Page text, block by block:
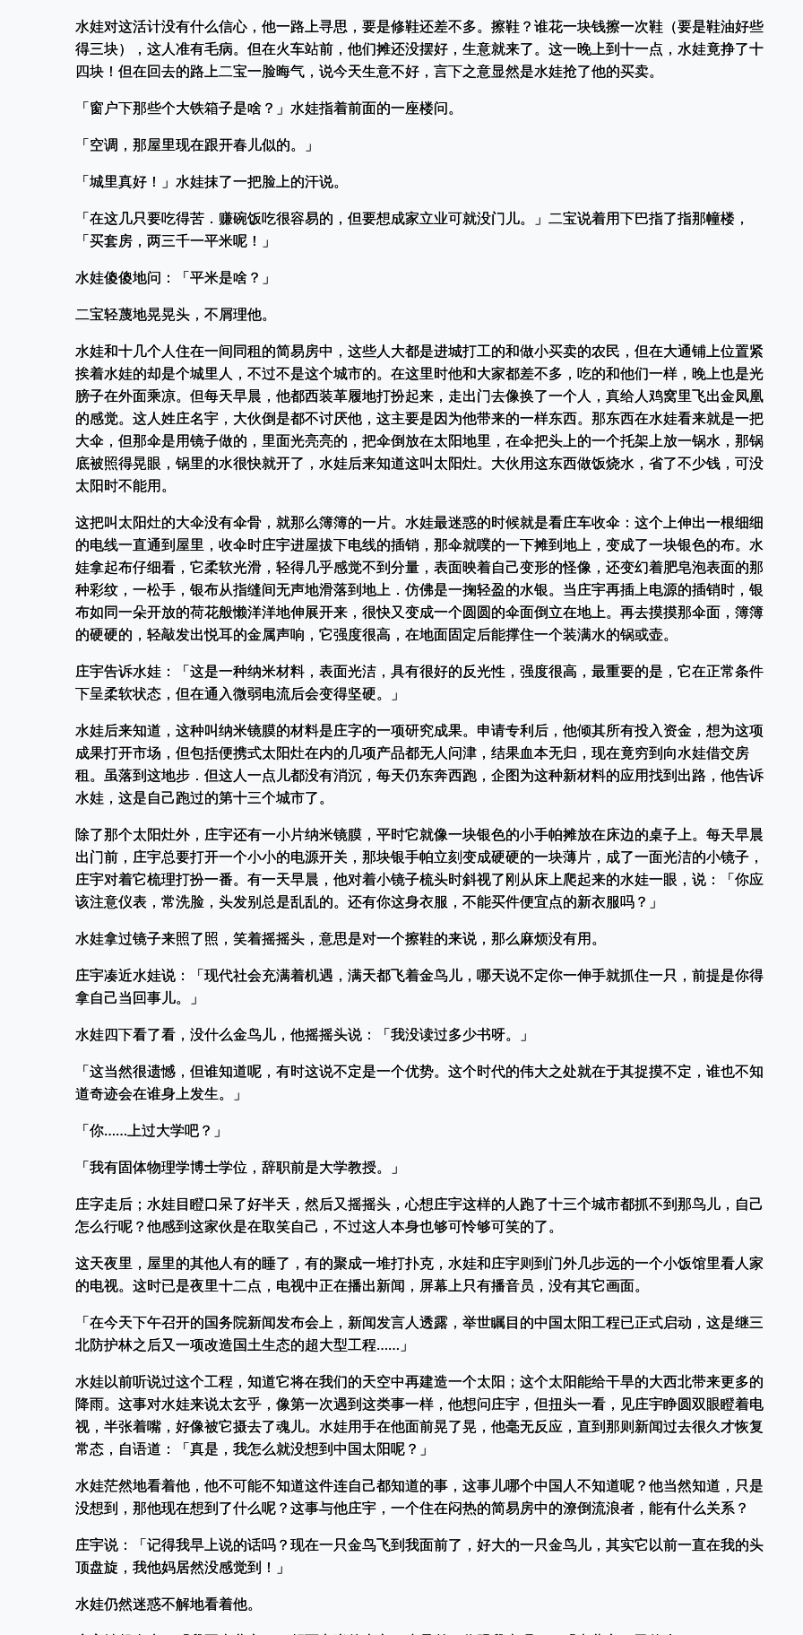
水娃对这活计没有什么信心，他一路上寻思，要是修鞋还差不多。擦鞋？谁花一块钱擦一次鞋（要是鞋油好些
得三块），这人准有毛病。但在火车站前，他们摊还没摆好，生意就来了。这一晚上到十一点，水娃竟挣了十
四块！但在回去的路上二宝一脸晦气，说今天生意不好，言下之意显然是水娃抢了他的买卖。
「窗户下那些个大铁箱子是啥？」水娃指着前面的一座楼问。
「空调，那屋里现在跟开春儿似的。」
「城里真好！」水娃抹了一把脸上的汗说。
「在这几只要吃得苦．赚碗饭吃很容易的，但要想成家立业可就没门儿。」二宝说着用下巴指了指那幢楼，
「买套房，两三千一平米呢！」
水娃傻傻地问：「平米是啥？」
二宝轻蔑地晃晃头，不屑理他。
水娃和十几个人住在一间同租的简易房中，这些人大都是进城打工的和做小买卖的农民，但在大通铺上位置紧
挨着水娃的却是个城里人，不过不是这个城市的。在这里时他和大家都差不多，吃的和他们一样，晚上也是光
膀子在外面乘凉。但每天早晨，他都西装革履地打扮起来，走出门去像换了一个人，真给人鸡窝里飞出金凤凰
的感觉。这人姓庄名宇，大伙倒是都不讨厌他，这主要是因为他带来的一样东西。那东西在水娃看来就是一把
大伞，但那伞是用镜子做的，里面光亮亮的，把伞倒放在太阳地里，在伞把头上的一个托架上放一锅水，那锅
底被照得晃眼，锅里的水很快就开了，水娃后来知道这叫太阳灶。大伙用这东西做饭烧水，省了不少钱，可没
太阳时不能用。
这把叫太阳灶的大伞没有伞骨，就那么簿簿的一片。水娃最迷惑的时候就是看庄车收伞：这个上伸出一根细细
的电线一直通到屋里，收伞时庄宇进屋拔下电线的插销，那伞就噗的一下摊到地上，变成了一块银色的布。水
娃拿起布仔细看，它柔软光滑，轻得几乎感觉不到分量，表面映着自己变形的怪像，还变幻着肥皂泡表面的那
种彩纹，一松手，银布从指缝间无声地滑落到地上．仿佛是一掬轻盈的水银。当庄宇再插上电源的插销时，银
布如同一朵开放的荷花般懒洋洋地伸展开来，很快又变成一个圆圆的伞面倒立在地上。再去摸摸那伞面，簿簿
的硬硬的，轻敲发出悦耳的金属声响，它强度很高，在地面固定后能撑住一个装满水的锅或壶。
庄宇告诉水娃：「这是一种纳米材料，表面光洁，具有很好的反光性，强度很高，最重要的是，它在正常条件
下呈柔软状态，但在通入微弱电流后会变得坚硬。」
水娃后来知道，这种叫纳米镜膜的材料是庄字的一项研究成果。申请专利后，他倾其所有投入资金，想为这项
成果打开市场，但包括便携式太阳灶在内的几项产品都无人问津，结果血本无归，现在竟穷到向水娃借交房
租。虽落到这地步．但这人一点儿都没有消沉，每天仍东奔西跑，企图为这种新材料的应用找到出路，他告诉
水娃，这是自己跑过的第十三个城市了。
除了那个太阳灶外，庄宇还有一小片纳米镜膜，平时它就像一块银色的小手帕摊放在床边的桌子上。每天早晨
出门前，庄宇总要打开一个小小的电源开关，那块银手帕立刻变成硬硬的一块薄片，成了一面光洁的小镜子，
庄宇对着它梳理打扮一番。有一天早晨，他对着小镜子梳头时斜视了刚从床上爬起来的水娃一眼，说：「你应
该注意仪表，常洗脸，头发别总是乱乱的。还有你这身衣服，不能买件便宜点的新衣服吗？」
水娃拿过镜子来照了照，笑着摇摇头，意思是对一个擦鞋的来说，那么麻烦没有用。
庄宇凑近水娃说：「现代社会充满着机遇，满天都飞着金鸟儿，哪天说不定你一伸手就抓住一只，前提是你得
拿自己当回事儿。」
水娃四下看了看，没什么金鸟儿，他摇摇头说：「我没读过多少书呀。」
「这当然很遗憾，但谁知道呢，有时这说不定是一个优势。这个时代的伟大之处就在于其捉摸不定，谁也不知
道奇迹会在谁身上发生。」
「你……上过大学吧？」
「我有固体物理学博士学位，辞职前是大学教授。」
庄字走后；水娃目瞪口呆了好半天，然后又摇摇头，心想庄宇这样的人跑了十三个城市都抓不到那鸟儿，自己
怎么行呢？他感到这家伙是在取笑自己，不过这人本身也够可怜够可笑的了。
这天夜里，屋里的其他人有的睡了，有的聚成一堆打扑克，水娃和庄宇则到门外几步远的一个小饭馆里看人家
的电视。这时已是夜里十二点，电视中正在播出新闻，屏幕上只有播音员，没有其它画面。
「在今天下午召开的国务院新闻发布会上，新闻发言人透露，举世瞩目的中国太阳工程已正式启动，这是继三
北防护林之后又一项改造国土生态的超大型工程……」
水娃以前听说过这个工程，知道它将在我们的天空中再建造一个太阳；这个太阳能给干旱的大西北带来更多的
降雨。这事对水娃来说太玄乎，像第一次遇到这类事一样，他想问庄宇，但扭头一看，见庄宇睁圆双眼瞪着电
视，半张着嘴，好像被它摄去了魂儿。水娃用手在他面前晃了晃，他毫无反应，直到那则新闻过去很久才恢复
常态，自语道：「真是，我怎么就没想到中国太阳呢？」
水娃茫然地看着他，他不可能不知道这件连自己都知道的事，这事儿哪个中国人不知道呢？他当然知道，只是
没想到，那他现在想到了什么呢？这事与他庄宇，一个住在闷热的简易房中的潦倒流浪者，能有什么关系？
庄宇说：「记得我早上说的话吗？现在一只金鸟飞到我面前了，好大的一只金鸟儿，其实它以前一直在我的头
顶盘旋，我他妈居然没感觉到！」
水娃仍然迷惑不解地看着他。